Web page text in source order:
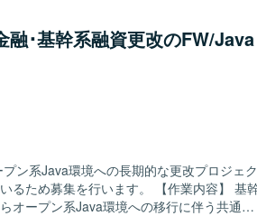
して進めていただきます。 【求める
をお持ちの方を求めています。周囲とコミ
を踏まえて開発を進められる方、金融ドメ
しいです。 【ポジションの魅
ることで、金融業界特有の業務知識と、
発のスキルを同時に習得していただけま
識した設計・実装の経験を積むことがで
ョンです。 【開発環境】
機能を用いたWebアプリケーション開発を
開発のプラクティスを取り入れた進め方を想
融･基幹系融資更改のFW/Java
ン系Java環境への長期的な更改プロジェク
行います。 【作業内容】 基幹
オープン系Java環境への移行に伴う共通技